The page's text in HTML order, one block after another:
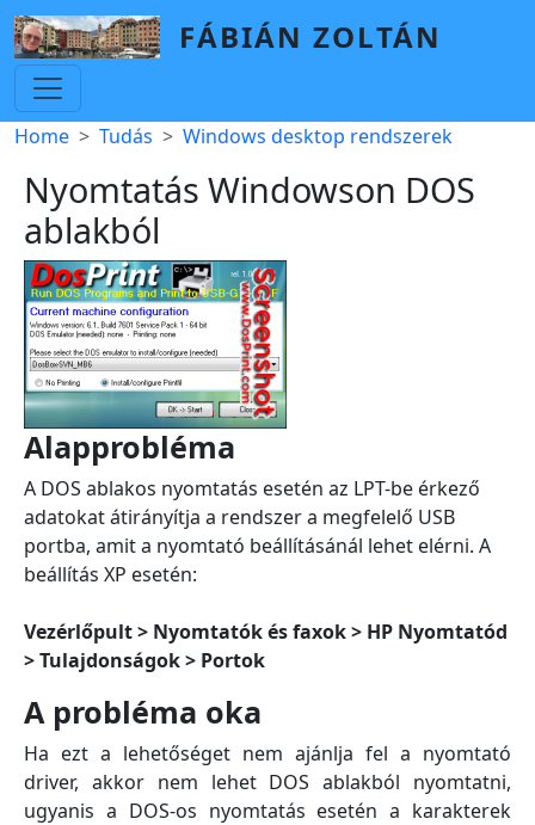
Skip to main content
FÁBIÁN ZOLTÁN
Breadcrumb
Home Tudás Windows desktop rendszerek
Nyomtatás Windowson DOS
ablakból
Alapprobléma
A DOS ablakos nyomtatás esetén az LPT-be érkező
adatokat átirányítja a rendszer a megfelelő USB
portba, amit a nyomtató beállításánál lehet elérni. A
beállítás XP esetén:
Vezérlőpult > Nyomtatók és faxok > HP Nyomtatód
> Tulajdonságok > Portok
A probléma oka
Ha ezt a lehetőséget nem ajánlja fel a nyomtató
driver, akkor nem lehet DOS ablakból nyomtatni,
ugyanis a DOS-os nyomtatás esetén a karakterek